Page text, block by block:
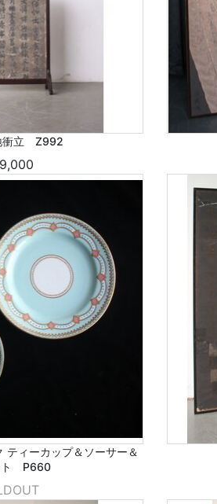
衝立 Z992
ティーカップ＆ソーサー＆
ト P660